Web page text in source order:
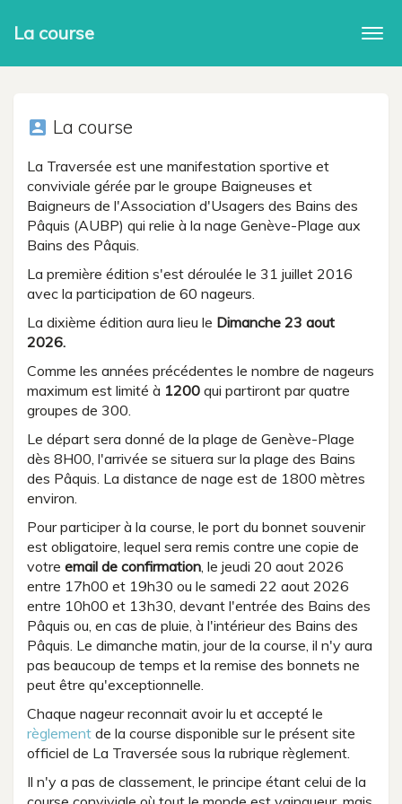
La course
account_box La course
La Traversée est une manifestation sportive et
conviviale gérée par le groupe Baigneuses et
Baigneurs de l'Association d'Usagers des Bains des
Pâquis (AUBP) qui relie à la nage Genève-Plage aux
Bains des Pâquis.
La première édition s'est déroulée le 31 juillet 2016
avec la participation de 60 nageurs.
La dixième édition aura lieu le Dimanche 23 aout
2026.
Comme les années précédentes le nombre de nageurs
maximum est limité à 1200 qui partiront par quatre
groupes de 300.
Le départ sera donné de la plage de Genève-Plage
dès 8H00, l'arrivée se situera sur la plage des Bains
des Pâquis. La distance de nage est de 1800 mètres
environ.
Pour participer à la course, le port du bonnet souvenir
est obligatoire, lequel sera remis contre une copie de
votre email de confirmation, le jeudi 20 aout 2026
entre 17h00 et 19h30 ou le samedi 22 aout 2026
entre 10h00 et 13h30, devant l'entrée des Bains des
Pâquis ou, en cas de pluie, à l'intérieur des Bains des
Pâquis. Le dimanche matin, jour de la course, il n'y aura
pas beaucoup de temps et la remise des bonnets ne
peut être qu'exceptionnelle.
Chaque nageur reconnait avoir lu et accepté le
règlement de la course disponible sur le présent site
officiel de La Traversée sous la rubrique règlement.
Il n'y a pas de classement, le principe étant celui de la